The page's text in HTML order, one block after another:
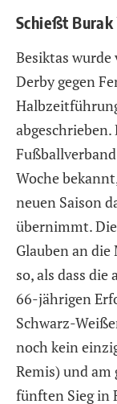
Schießt
Besiktas
Derby gegen
Woche
neuen Saison
übernimmt.
Glauben an
so, als dass
66-jährigen
Schwarz-
noch kein
Remis) und
fünften Sieg in